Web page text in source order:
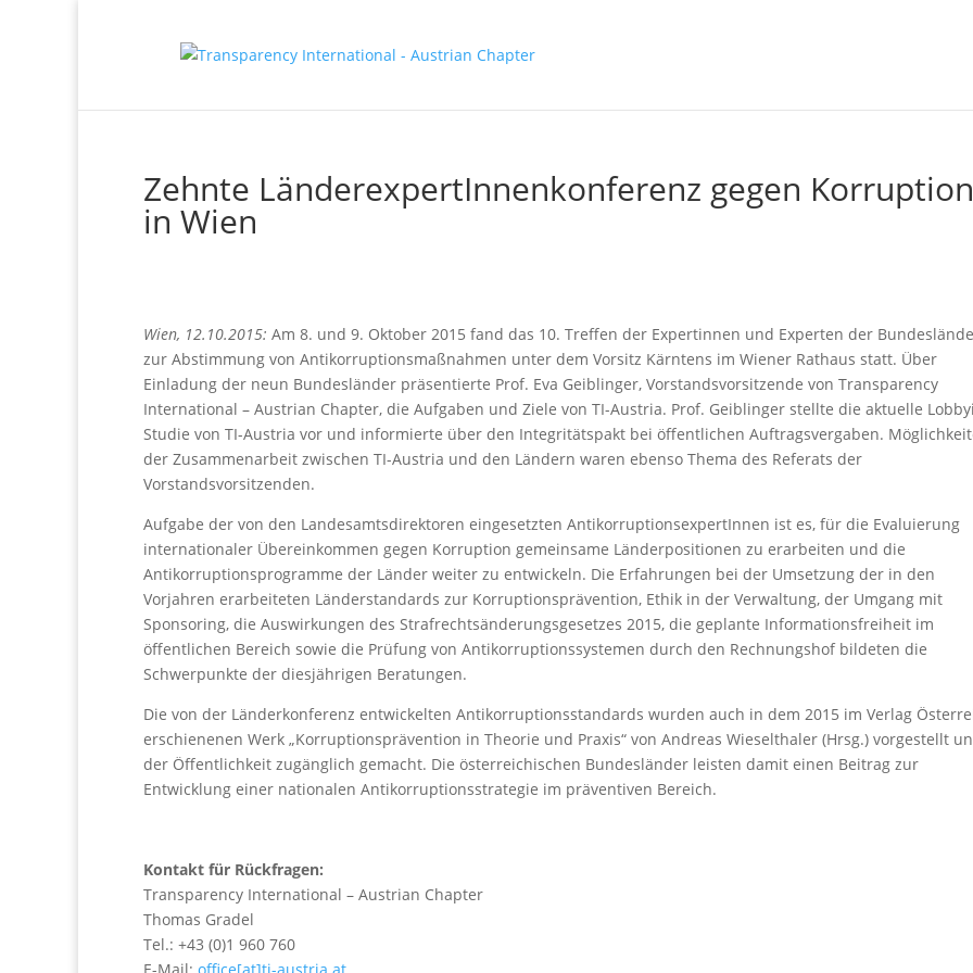
Zehnte LänderexpertInnenkonferenz gegen Korruption
in Wien
Wien, 12.10.2015: Am 8. und 9. Oktober 2015 fand das 10. Treffen der Expertinnen und Experten der
zur Abstimmung von Antikorruptionsmaßnahmen unter dem Vorsitz Kärntens im Wiener Rathaus statt. Über
Einladung der neun Bundesländer präsentierte Prof. Eva Geiblinger, Vorstandsvorsitzende von Transparency
International – Austrian Chapter, die Aufgaben und Ziele von TI-Austria. Prof. Geiblinger stellte die aktuelle
Studie von TI-Austria vor und informierte über den Integritätspakt bei öffentlichen Auftragsvergaben.
der Zusammenarbeit zwischen TI-Austria und den Ländern waren ebenso Thema des Referats der
Vorstandsvorsitzenden.
Aufgabe der von den Landesamtsdirektoren eingesetzten AntikorruptionsexpertInnen ist es, für die Evaluierung
internationaler Übereinkommen gegen Korruption gemeinsame Länderpositionen zu erarbeiten und die
Antikorruptionsprogramme der Länder weiter zu entwickeln. Die Erfahrungen bei der Umsetzung der in den
Vorjahren erarbeiteten Länderstandards zur Korruptionsprävention, Ethik in der Verwaltung, der Umgang mit
Sponsoring, die Auswirkungen des Strafrechtsänderungsgesetzes 2015, die geplante Informationsfreiheit im
öffentlichen Bereich sowie die Prüfung von Antikorruptionssystemen durch den Rechnungshof bildeten die
Schwerpunkte der diesjährigen Beratungen.
Die von der Länderkonferenz entwickelten Antikorruptionsstandards wurden auch in dem 2015 im Verlag
erschienenen Werk „Korruptionsprävention in Theorie und Praxis“ von Andreas Wieselthaler (Hrsg.) vorgestellt
der Öffentlichkeit zugänglich gemacht. Die österreichischen Bundesländer leisten damit einen Beitrag zur
Entwicklung einer nationalen Antikorruptionsstrategie im präventiven Bereich.
Kontakt für Rückfragen:
Transparency International – Austrian Chapter
Thomas Gradel
Tel.: +43 (0)1 960 760